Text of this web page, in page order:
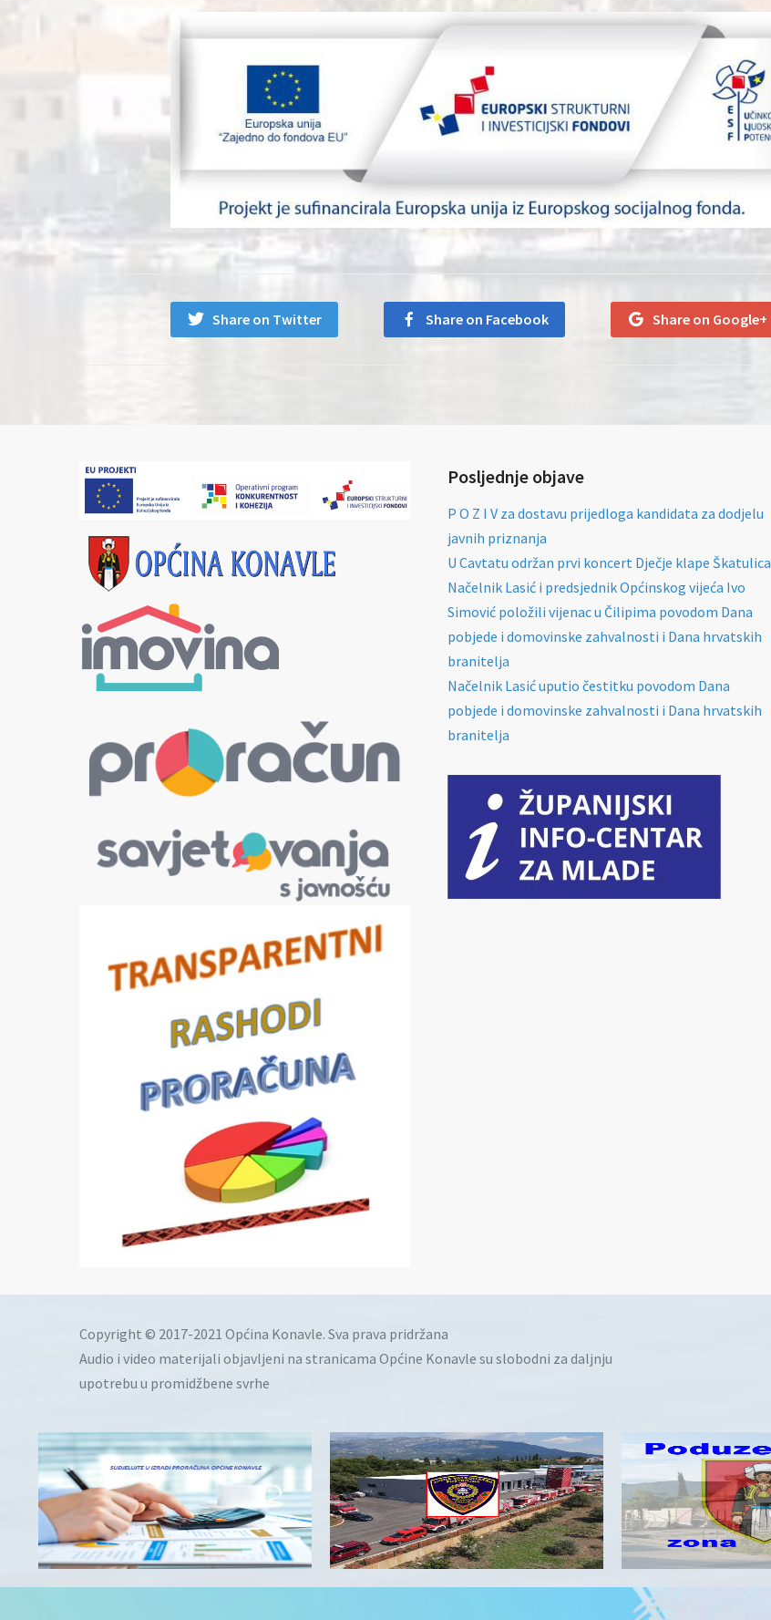
Share on Twitter Share on Facebook Share on Google+
Posljednje objave
P O Z I V za dostavu prijedloga kandidata za dodjelu
javnih priznanja
U Cavtatu održan prvi koncert Dječje klape Škatulica
Načelnik Lasić i predsjednik Općinskog vijeća Ivo
Simović položili vijenac u Čilipima povodom Dana
pobjede i domovinske zahvalnosti i Dana hrvatskih
branitelja
Načelnik Lasić uputio čestitku povodom Dana
pobjede i domovinske zahvalnosti i Dana hrvatskih
branitelja
Copyright © 2017-2021 Općina Konavle. Sva prava pridržana
Audio i video materijali objavljeni na stranicama Općine Konavle su slobodni za daljnju
upotrebu u promidžbene svrhe